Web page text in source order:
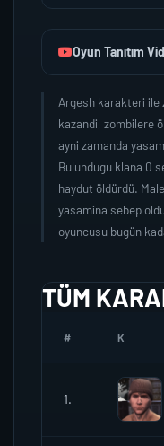
Oyun Tanıtım
Argesh karakteri ile
kazandi, zombilere
ayni zamanda
Bulundugu klana 0
haydut öldürdü.
yasamina sebep
oyuncusu bugün
TÜM
# K
1.